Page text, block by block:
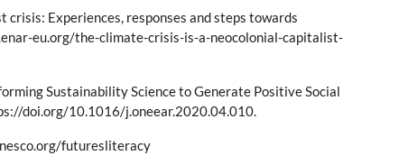
Experiences, responses and steps towards
eu.org/the-climate-crisis-is-a-neocolonial-capitalist-
Sustainability Science to Generate Positive Social
doi.org/10.1016/j.oneear.2020.04.010.
futuresliteracy